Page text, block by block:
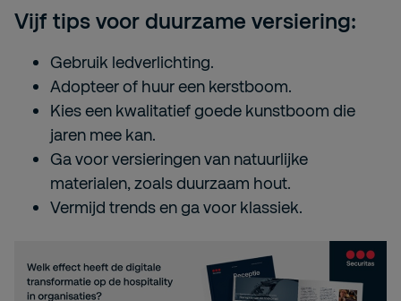
Vijf tips voor duurzame versiering:
Gebruik ledverlichting.
Adopteer of huur een kerstboom.
Kies een kwalitatief goede kunstboom die
jaren mee kan.
Ga voor versieringen van natuurlijke
materialen, zoals duurzaam hout.
Vermijd trends en ga voor klassiek.